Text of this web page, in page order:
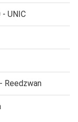
- UNIC
Reedzwan